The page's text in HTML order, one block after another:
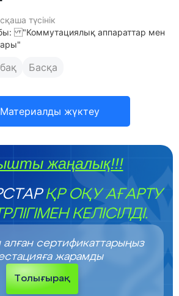
түсінік
"Коммутациялық аппараттар мен
Басқа
Материалды жүктеу
жаңалық!!!
ҚР ОҚУ АҒАРТУ
КЕЛІСІЛДІ.
алған сертификаттарыңыз
жарамды
Толығырақ